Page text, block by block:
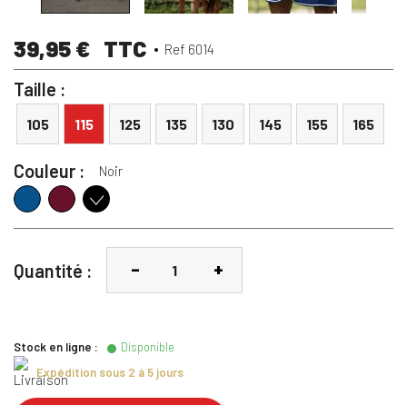
39,95 € TTC Ref 6014
Taille :
105 115 125 135 130 145 155 165
Couleur : Noir
Bleu BordeauxNoir
Quantité :
Stock en ligne :
Disponible
Expédition sous 2 à 5 jours